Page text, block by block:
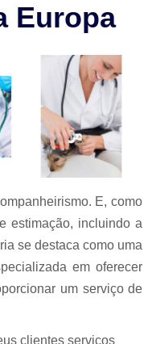
em Animais Campinas
Ortopédica em Cachorro
Ortopédica Veterinária
para Cachorros de
Castração de Cachorro
de Catarata para
Idoso
Cirurgia
Campinas
Veterinária
Clínica
Europa
E, como
estimação, incluindo a
se destaca como uma
em oferecer
um serviço de
clientes serviços